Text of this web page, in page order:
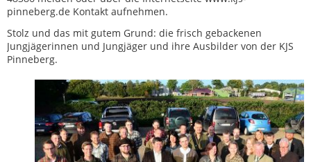
pinneberg.de Kontakt aufnehmen.
Stolz und das mit gutem Grund: die frisch gebackenen
Jungjägerinnen und Jungjäger und ihre Ausbilder von der KJS
Pinneberg.